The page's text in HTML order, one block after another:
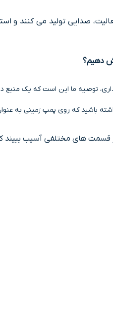
صدایی تولید می کنند و
دهیم؟
توصیه ما این است که یک منبع
داشته باشید که روی پمپ زمینی به
های مختلفی آسیب ببیند